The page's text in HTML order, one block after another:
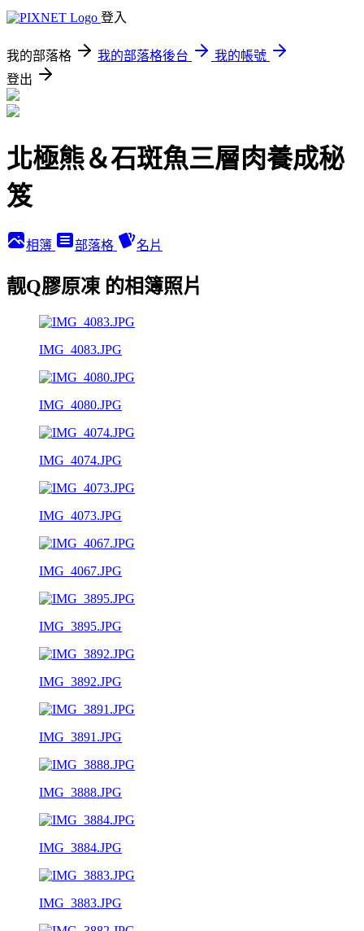
登入
我的部落格 我的部落格後台
我的帳號
登出
北極熊＆石斑魚三層肉養成秘
笈
相簿 部落格 名片
靓Q膠原凍 的相簿照片
IMG_4083.JPG
IMG_4080.JPG
IMG_4074.JPG
IMG_4073.JPG
IMG_4067.JPG
IMG_3895.JPG
IMG_3892.JPG
IMG_3891.JPG
IMG_3888.JPG
IMG_3884.JPG
IMG_3883.JPG